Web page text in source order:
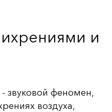
и
звуковой феномен,
воздуха,